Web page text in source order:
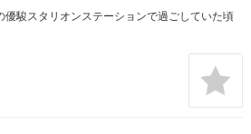
駿スタリオンステーションで過ごしていた頃